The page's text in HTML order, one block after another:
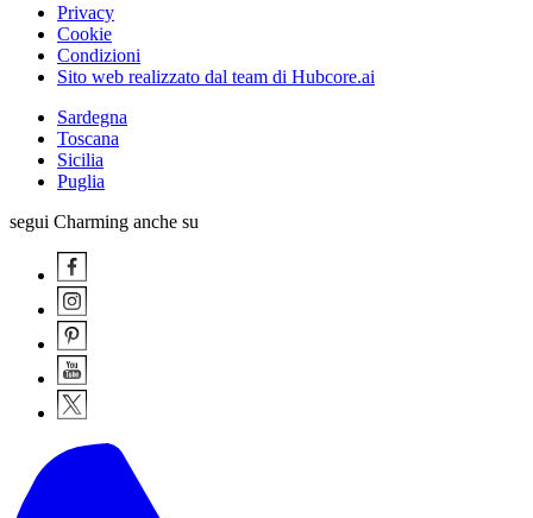
Privacy
Cookie
Condizioni
Sito web realizzato dal team di Hubcore.ai
Sardegna
Toscana
Sicilia
Puglia
segui Charming anche su